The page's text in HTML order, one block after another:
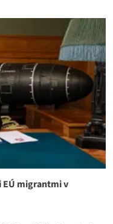
migrantmi v